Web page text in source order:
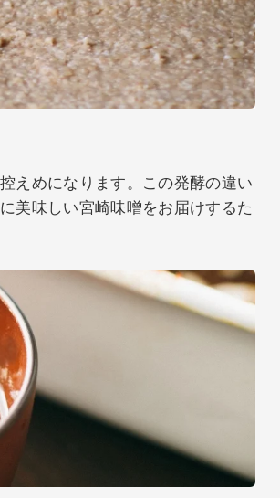
えめになります。この発酵の違い
美味しい宮崎味噌をお届けするた